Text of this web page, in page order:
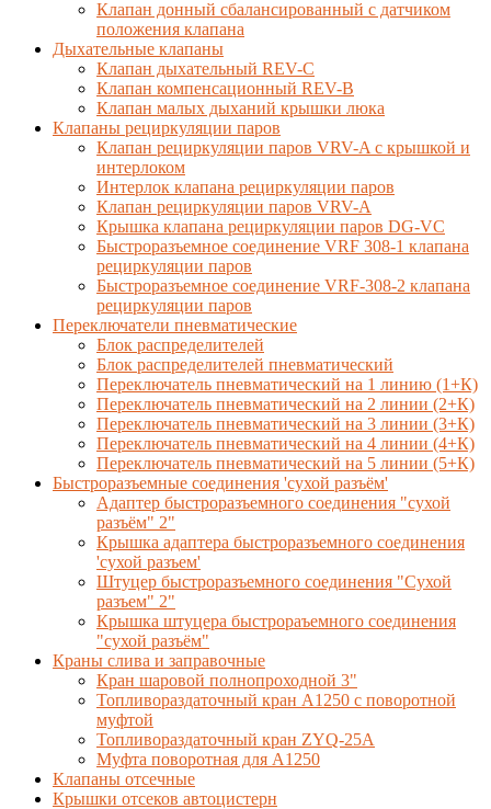
Клапан донный сбалансированный с датчиком
положения клапана
Дыхательные клапаны
Клапан дыхательный REV-C
Клапан компенсационный REV-B
Клапан малых дыханий крышки люка
Клапаны рециркуляции паров
Клапан рециркуляции паров VRV-A с крышкой и
интерлоком
Интерлок клапана рециркуляции паров
Клапан рециркуляции паров VRV-A
Крышка клапана рециркуляции паров DG-VC
Быстроразъемное соединение VRF 308-1 клапана
рециркуляции паров
Быстроразъемное соединение VRF-308-2 клапана
рециркуляции паров
Переключатели пневматические
Блок распределителей
Блок распределителей пневматический
Переключатель пневматический на 1 линию (1+К)
Переключатель пневматический на 2 линии (2+К)
Переключатель пневматический на 3 линии (3+К)
Переключатель пневматический на 4 линии (4+К)
Переключатель пневматический на 5 линии (5+К)
Быстроразъемные соединения 'сухой разъём'
Адаптер быстроразъемного соединения "сухой
разъём" 2"
Крышка адаптера быстроразъемного соединения
'сухой разъем'
Штуцер быстроразъемного соединения "Сухой
разъем" 2"
Крышка штуцера быстрораъемного соединения
"сухой разъём"
Краны слива и заправочные
Кран шаровой полнопроходной 3"
Топливораздаточный кран A1250 с поворотной
муфтой
Топливораздаточный кран ZYQ-25A
Муфта поворотная для А1250
Клапаны отсечные
Крышки отсеков автоцистерн